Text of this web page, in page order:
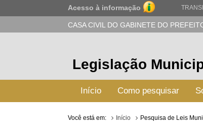
Acesso à informação
CASA CIVIL DO GABINETE DO
Legislação
Início Como pesquisar
Você está em: Início Pesquisa de Leis